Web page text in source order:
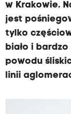
w Krakowie.
jest
tylko
biało i
powodu
linii